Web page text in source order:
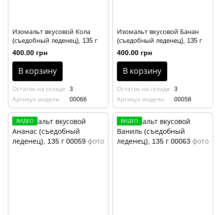
Изомальт вкусовой Кола
(съедобный леденец), 135 г
400.00 грн
В корзину
Остаток на складе
3
Артикул модели
00066
Изомальт вкусовой Банан
(съедобный леденец), 135 г
400.00 грн
В корзину
Остаток на складе
3
Артикул модели
00058
ВИДЕО ВИДЕО